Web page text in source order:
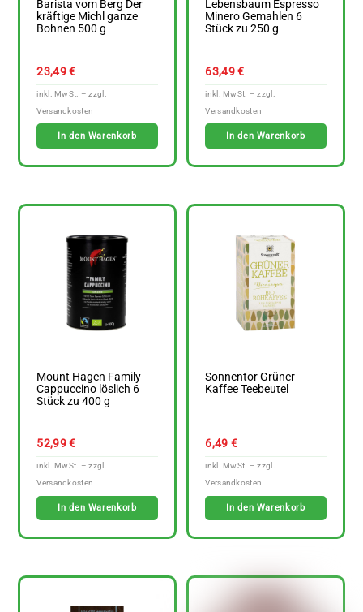
Barista vom Berg Der
kräftige Michl ganze
Bohnen 500 g
23,49€
In den Warenkorb
Lebensbaum Espresso
Minero Gemahlen 6
Stück zu 250 g
63,49€
In den Warenkorb
Mount Hagen Family
Cappuccino löslich 6
Stück zu 400 g
52,99€
In den Warenkorb
Sonnentor Grüner
Kaffee Teebeutel
6,49 €
In den Warenkorb